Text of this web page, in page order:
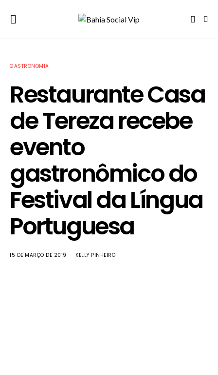
GASTRONOMIA
Restaurante Casa
de Tereza recebe
evento
gastronômico do
Festival da Língua
Portuguesa
15 DE MARÇO DE 2019 KELLY PINHEIRO